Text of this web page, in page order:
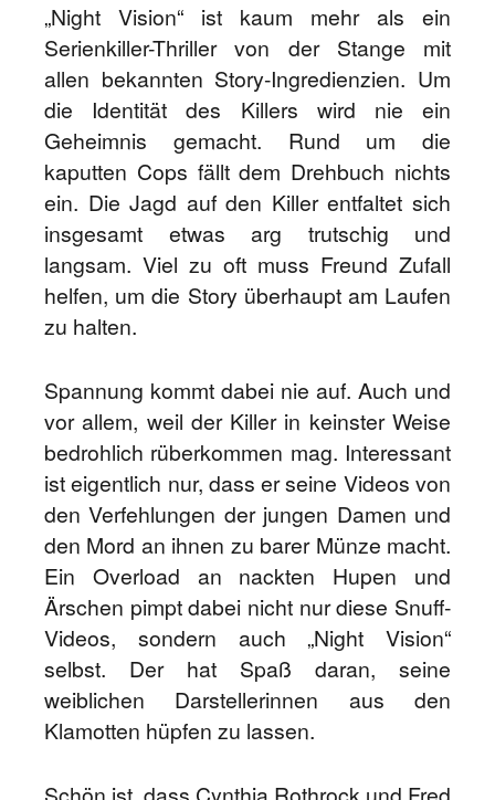
„Night Vision“ ist kaum mehr als ein
Serienkiller-Thriller von der Stange mit
allen bekannten Story-Ingredienzien. Um
die Identität des Killers wird nie ein
Geheimnis gemacht. Rund um die
kaputten Cops fällt dem Drehbuch nichts
ein. Die Jagd auf den Killer entfaltet sich
insgesamt etwas arg trutschig und
langsam. Viel zu oft muss Freund Zufall
helfen, um die Story überhaupt am Laufen
zu halten.
Spannung kommt dabei nie auf. Auch und
vor allem, weil der Killer in keinster Weise
bedrohlich rüberkommen mag. Interessant
ist eigentlich nur, dass er seine Videos von
den Verfehlungen der jungen Damen und
den Mord an ihnen zu barer Münze macht.
Ein Overload an nackten Hupen und
Ärschen pimpt dabei nicht nur diese Snuff-
Videos, sondern auch „Night Vision“
selbst. Der hat Spaß daran, seine
weiblichen Darstellerinnen aus den
Klamotten hüpfen zu lassen.